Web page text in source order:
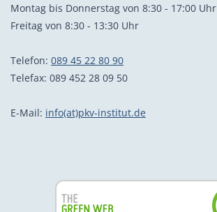
Montag bis Donnerstag von 8:30 - 17:00 Uhr
Freitag von 8:30 - 13:30 Uhr
Telefon: 089 45 22 80 90
Telefax: 089 452 28 09 50
E-Mail: info(at)pkv-institut.de